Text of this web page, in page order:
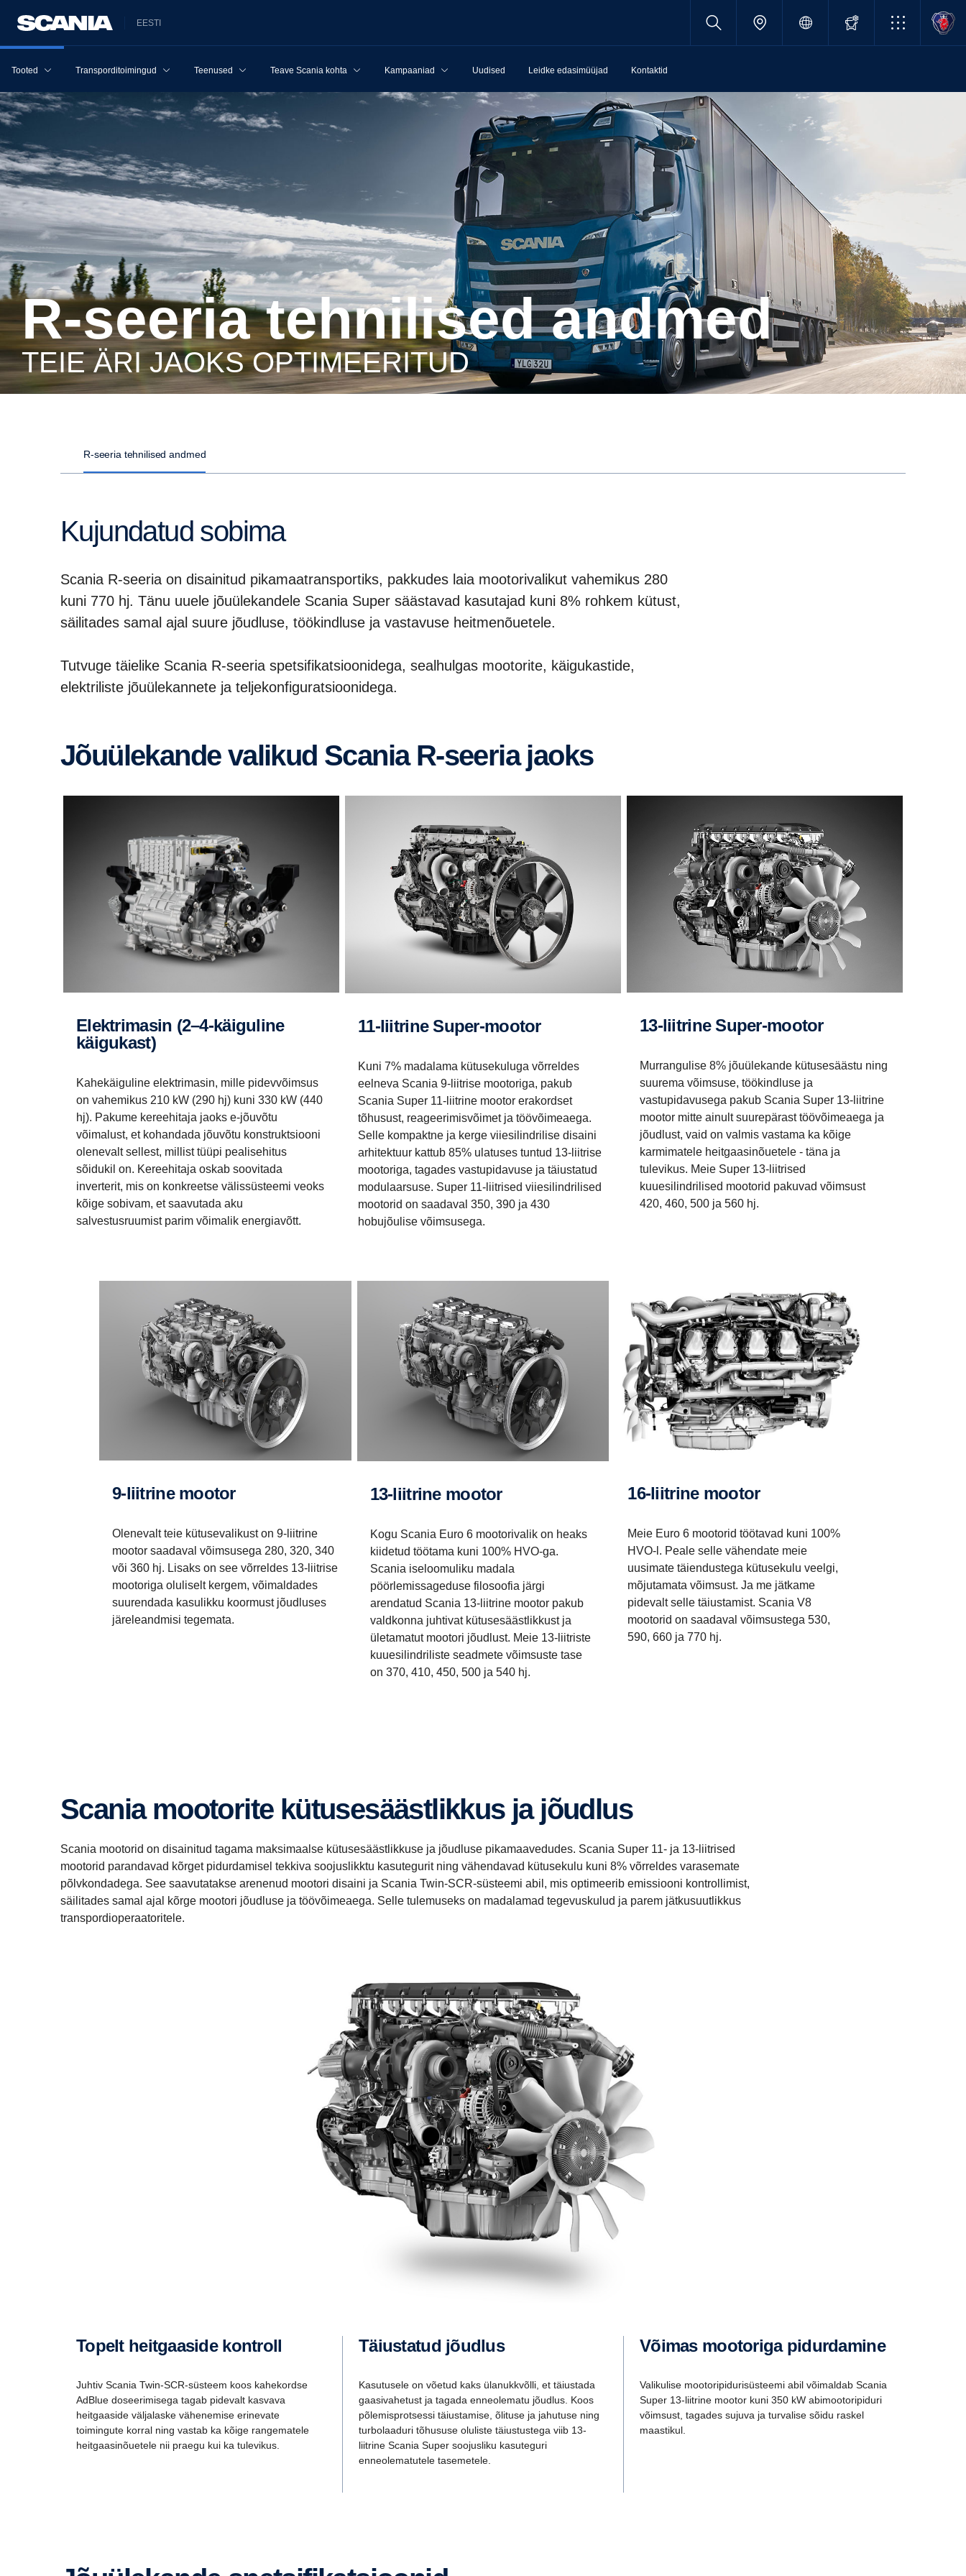
EESTI
Tooted Transporditoimingud Teenused Teave Scania kohta Kampaaniad Uudised Leidke edasimüüjad Kontaktid
R-seeria tehnilised andmed
TEIE ÄRI JAOKS OPTIMEERITUD
R-seeria tehnilised andmed
Kujundatud sobima
Scania R-seeria on disainitud pikamaatransportiks, pakkudes laia mootorivalikut vahemikus 280
kuni 770 hj. Tänu uuele jõuülekandele Scania Super säästavad kasutajad kuni 8% rohkem kütust,
säilitades samal ajal suure jõudluse, töökindluse ja vastavuse heitmenõuetele.
Tutvuge täielike Scania R-seeria spetsifikatsioonidega, sealhulgas mootorite, käigukastide,
elektriliste jõuülekannete ja teljekonfiguratsioonidega.
Jõuülekande valikud Scania R-seeria jaoks
elektrimasin (2–4-käiguline
käigukast)
Kahekäiguline elektrimasin, mille pidevvõimsus
on vahemikus 210 kW (290 hj) kuni 330 kW (440
hj). Pakume kereehitaja jaoks e-jõuvõtu
võimalust, et kohandada jõuvõtu konstruktsiooni
olenevalt sellest, millist tüüpi pealisehitus
sõidukil on. Kereehitaja oskab soovitada
inverterit, mis on konkreetse välissüsteemi veoks
kõige sobivam, et saavutada aku
salvestusruumist parim võimalik energiavõtt.
11-liitrine Super-mootor
Kuni 7% madalama kütusekuluga võrreldes
eelneva Scania 9-liitrise mootoriga, pakub
Scania Super 11-liitrine mootor erakordset
tõhusust, reageerimisvõimet ja töövõimeaega.
Selle kompaktne ja kerge viiesilindrilise disaini
arhitektuur kattub 85% ulatuses tuntud 13-liitrise
mootoriga, tagades vastupidavuse ja täiustatud
modulaarsuse. Super 11-liitrised viiesilindrilised
mootorid on saadaval 350, 390 ja 430
hobujõulise võimsusega.
13-liitrine Super-mootor
Murrangulise 8% jõuülekande kütusesäästu ning
suurema võimsuse, töökindluse ja
vastupidavusega pakub Scania Super 13-liitrine
mootor mitte ainult suurepärast töövõimeaega ja
jõudlust, vaid on valmis vastama ka kõige
karmimatele heitgaasinõuetele - täna ja
tulevikus. Meie Super 13-liitrised
kuuesilindrilised mootorid pakuvad võimsust
420, 460, 500 ja 560 hj.
9-liitrine mootor
Olenevalt teie kütusevalikust on 9-liitrine
mootor saadaval võimsusega 280, 320, 340
või 360 hj. Lisaks on see võrreldes 13-liitrise
mootoriga oluliselt kergem, võimaldades
suurendada kasulikku koormust jõudluses
järeleandmisi tegemata.
13-liitrine mootor
Kogu Scania Euro 6 mootorivalik on heaks
kiidetud töötama kuni 100% HVO-ga.
Scania iseloomuliku madala
pöörlemissageduse filosoofia järgi
arendatud Scania 13-liitrine mootor pakub
valdkonna juhtivat kütusesäästlikkust ja
ületamatut mootori jõudlust. Meie 13-liitriste
kuuesilindriliste seadmete võimsuste tase
on 370, 410, 450, 500 ja 540 hj.
16-liitrine mootor
Meie Euro 6 mootorid töötavad kuni 100%
HVO-l. Peale selle vähendate meie
uusimate täiendustega kütusekulu veelgi,
mõjutamata võimsust. Ja me jätkame
pidevalt selle täiustamist. Scania V8
mootorid on saadaval võimsustega 530,
590, 660 ja 770 hj.
Scania mootorite kütusesäästlikkus ja jõudlus
Scania mootorid on disainitud tagama maksimaalse kütusesäästlikkuse ja jõudluse pikamaavedudes. Scania Super 11- ja 13-liitrised
mootorid parandavad kõrget pidurdamisel tekkiva soojuslikktu kasutegurit ning vähendavad kütusekulu kuni 8% võrreldes varasemate
põlvkondadega. See saavutatakse arenenud mootori disaini ja Scania Twin-SCR-süsteemi abil, mis optimeerib emissiooni kontrollimist,
säilitades samal ajal kõrge mootori jõudluse ja töövõimeaega. Selle tulemuseks on madalamad tegevuskulud ja parem jätkusuutlikkus
transpordioperaatoritele.
Topelt heitgaaside kontroll
Juhtiv Scania Twin-SCR-süsteem koos kahekordse
AdBlue doseerimisega tagab pidevalt kasvava
heitgaaside väljalaske vähenemise erinevate
toimingute korral ning vastab ka kõige rangematele
heitgaasinõuetele nii praegu kui ka tulevikus.
Täiustatud jõudlus
Kasutusele on võetud kaks ülanukkvõlli, et täiustada
gaasivahetust ja tagada enneolematu jõudlus. Koos
põlemisprotsessi täiustamise, õlituse ja jahutuse ning
turbolaaduri tõhususe oluliste täiustustega viib 13-
liitrine Scania Super soojusliku kasuteguri
enneolematutele tasemetele.
Võimas mootoriga pidurdamine
Valikulise mootoripidurisüsteemi abil võimaldab Scania
Super 13-liitrine mootor kuni 350 kW abimootoripiduri
võimsust, tagades sujuva ja turvalise sõidu raskel
maastikul.